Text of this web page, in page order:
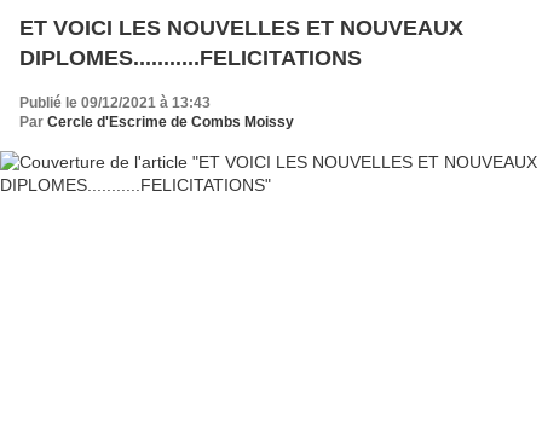
ET VOICI LES NOUVELLES ET NOUVEAUX
DIPLOMES...........FELICITATIONS
Publié le 09/12/2021 à 13:43
Par Cercle d'Escrime de Combs Moissy